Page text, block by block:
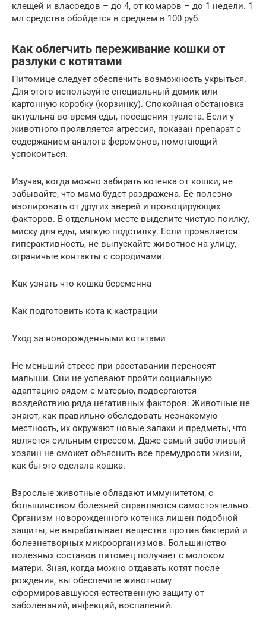
клещей и власоедов – до 4, от комаров – до 1 недели. 1
мл средства обойдется в среднем в 100 руб.
Как облегчить переживание кошки от
разлуки с котятами
Питомице следует обеспечить возможность укрыться.
Для этого используйте специальный домик или
картонную коробку (корзинку). Спокойная обстановка
актуальна во время еды, посещения туалета. Если у
животного проявляется агрессия, показан препарат с
содержанием аналога феромонов, помогающий
успокоиться.
Изучая, когда можно забирать котенка от кошки, не
забывайте, что мама будет раздражена. Ее полезно
изолировать от других зверей и провоцирующих
факторов. В отдельном месте выделите чистую поилку,
миску для еды, мягкую подстилку. Если проявляется
гиперактивность, не выпускайте животное на улицу,
ограничьте контакты с сородичами.
Как узнать что кошка беременна
Как подготовить кота к кастрации
Уход за новорожденными котятами
Не меньший стресс при расставании переносят
малыши. Они не успевают пройти социальную
адаптацию рядом с матерью, подвергаются
воздействию ряда негативных факторов. Животные не
знают, как правильно обследовать незнакомую
местность, их окружают новые запахи и предметы, что
является сильным стрессом. Даже самый заботливый
хозяин не сможет объяснить все премудрости жизни,
как бы это сделала кошка.
Взрослые животные обладают иммунитетом, с
большинством болезней справляются самостоятельно.
Организм новорожденного котенка лишен подобной
защиты, не вырабатывает вещества против бактерий и
болезнетворных микроорганизмов. Большинство
полезных составов питомец получает с молоком
матери. Зная, когда можно отдавать котят после
рождения, вы обеспечите животному
сформировавшуюся естественную защиту от
заболеваний, инфекций, воспалений.